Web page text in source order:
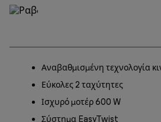
Αναβαθμισμένη τεχνολογία
Εύκολες 2 ταχύτητες
Ισχυρό μοτέρ 600 W
Σύστημα EasyTwist